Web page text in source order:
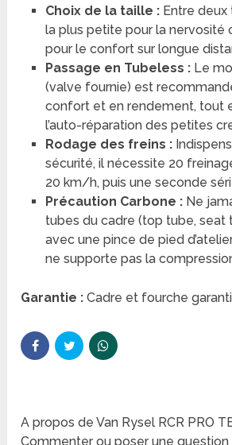
Choix de la taille :Entre deux
la plus petite pour la nervosité
pour le confort sur longue
Passage en Tubeless :Le
(valve fournie) est
confort et en rendement, tout
l’auto-réparation des petites
Rodage des freins :
sécurité, il nécessite 20
20 km/h, puis une seconde
Précaution Carbone :Ne
tubes du cadre (top tube, seat
avec une pince de pied
ne supporte pas la
Garantie : Cadre et fourche
A propos de Van Rysel RCR PRO
Commenter ou poser une